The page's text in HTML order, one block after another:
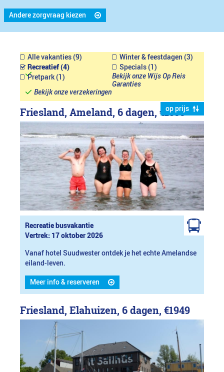
Andere zorgvraag kiezen
Alle vakanties (9)
Winter & feestdagen (3)
Recreatief (4)
Specials (1)
Pretpark (1)
Bekijk onze Wijs Op Reis
Garanties
Bekijk onze verzekeringen
op prijs
Friesland, Ameland, 6 dagen, €1899
Recreatie busvakantie
Vertrek: 17 oktober 2026
Vanaf hotel Suudwester ontdek je het echte Amelandse
eiland-leven.
Meer info & reserveren
Friesland, Elahuizen, 6 dagen, €1949